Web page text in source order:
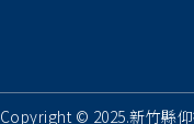
Copyright © 2025.新竹縣